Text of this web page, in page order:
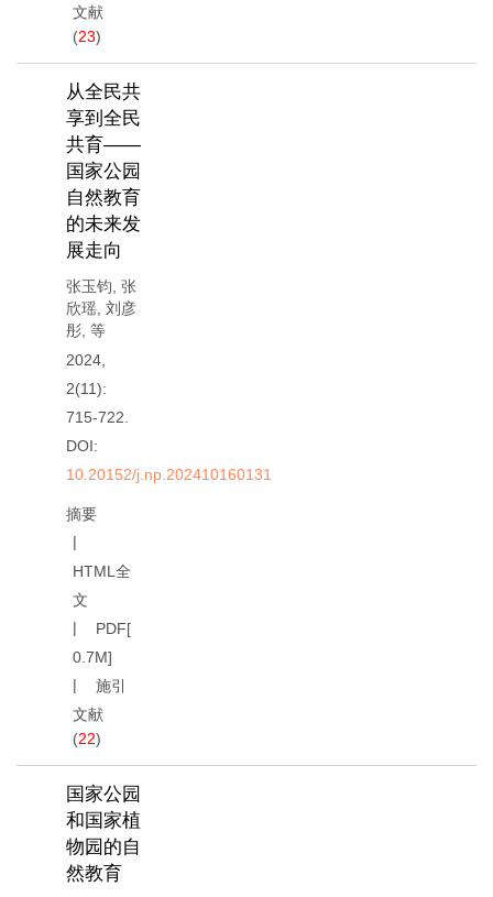
文献
(23)
从全民共
享到全民
共育——
国家公园
自然教育
的未来发
展走向
张玉钧 张
欣瑶 刘彦
彤 等
2024,
2(11):
715-722.
DOI:
10.20152/j.np.202410160131
摘要
HTML全
文
PDF[
0.7M]
施引
文献
(22)
国家公园
和国家植
物园的自
然教育